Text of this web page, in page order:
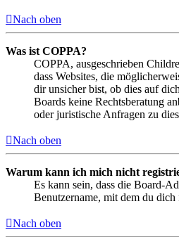
Nach oben
Was ist COPPA?
COPPA, ausgeschrieben
dass Websites, die
dir unsicher bist, ob dies auf
Boards keine Rechtsberatung
oder juristische Anfragen zu
Nach oben
Warum kann ich mich nicht
Es kann sein, dass die Board-
Benutzername, mit dem du
Nach oben